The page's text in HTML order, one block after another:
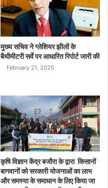
मुख्य सचिव ने ग्लेशियर झीलों के
बैथीमीटरी सर्वे पर आधारित रिपोर्ट जारी की
February 21, 2025
कृषि विज्ञान केंद्र बजौरा के द्वारा किसानों
बागवानों को सरकारी योजनाओं का लाभ
और समस्या के समाधान के लिए किया जा